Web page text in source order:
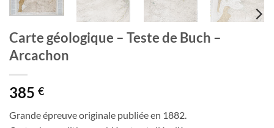
Carte géologique – Teste de Buch –
Arcachon
385 €
Grande épreuve originale publiée en 1882.